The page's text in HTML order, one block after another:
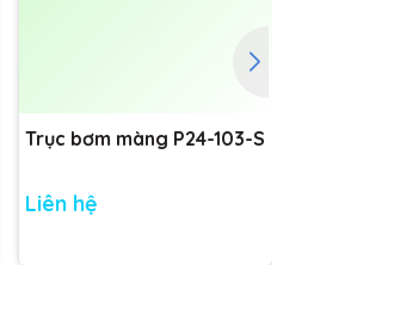
Trục bơm màng P24-103-S
Liên hệ